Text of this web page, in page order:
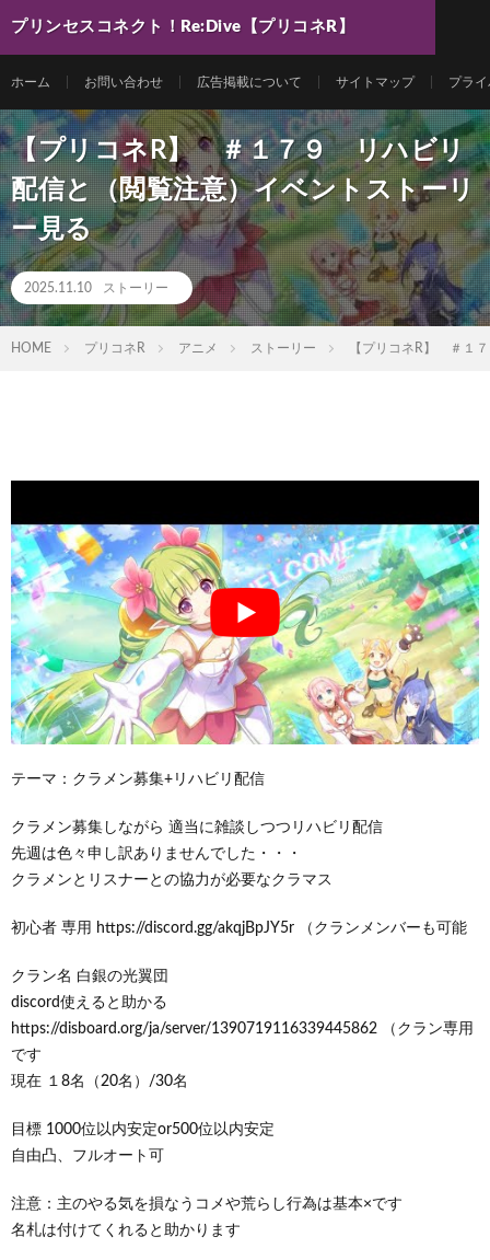
プリンセスコネクト！Re:Dive【プリコネR】
ホーム お問い合わせ 広告掲載について サイトマップ プラ
【プリコネR】 ＃１７９ リハビリ
配信と（閲覧注意）イベントストーリ
ー見る
2025.11.10 ストーリー
HOME プリコネR アニメ ストーリー 【プリコネR】 ＃１
テーマ：クラメン募集+リハビリ配信
クラメン募集しながら 適当に雑談しつつリハビリ配信
先週は色々申し訳ありませんでした・・・
クラメンとリスナーとの協力が必要なクラマス
初心者 専用 https://discord.gg/akqjBpJY5r （クランメンバーも可能
クラン名 白銀の光翼団
discord使えると助かる
https://disboard.org/ja/server/1390719116339445862 （クラン専用
です
現在 １8名（20名）/30名
目標 1000位以内安定or500位以内安定
自由凸、フルオート可
注意：主のやる気を損なうコメや荒らし行為は基本×です
名札は付けてくれると助かります